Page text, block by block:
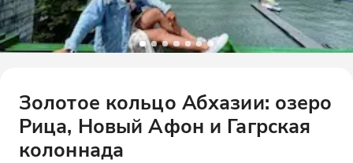
Золотое кольцо Абхазии: озеро
Рица, Новый Афон и Гагрская
колоннада